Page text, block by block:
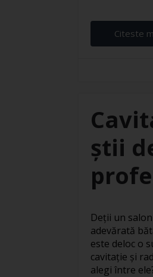
Citeste
știi
Deții un
adevărată
este deloc o
cavitație și
alegi între